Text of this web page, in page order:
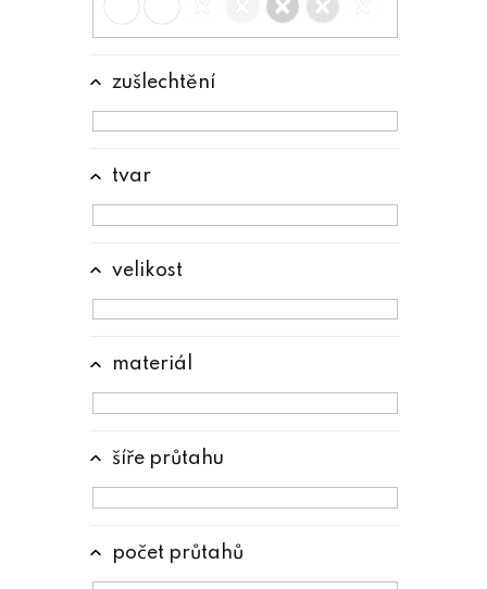
l
materiál
počet průtahů
šíře průtahu
tvar
velikost
zušlechtění